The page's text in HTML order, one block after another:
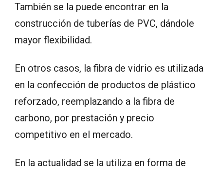
También se la puede encontrar en la
construcción de tuberías de PVC, dándole
mayor flexibilidad.
En otros casos, la fibra de vidrio es utilizada
en la confección de productos de plástico
reforzado, reemplazando a la fibra de
carbono, por prestación y precio
competitivo en el mercado.
En la actualidad se la utiliza en forma de